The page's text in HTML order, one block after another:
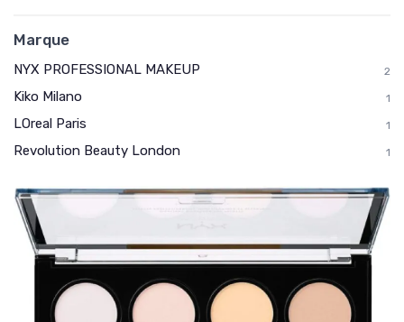
Marque
NYX PROFESSIONAL MAKEUP 2
Kiko Milano 1
LOreal Paris 1
Revolution Beauty London 1